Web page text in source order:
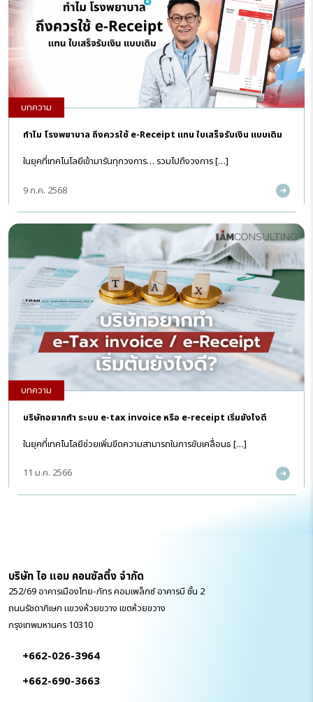
ทำไม โรงพยาบาล ถึงควรใช้ e-Receipt แทน ใบเสร็จรับเงิน แบบเดิม
ในยุคที่เทคโนโลยีเข้ามารันทุกวงการ… รวมไปถึงวงการ […]
บทความ
9 ก.ค. 2568
บริษัทอยากทำ ระบบ e-tax invoice หรือ e-receipt เริ่มยังไงดี
ในยุคที่เทคโนโลยีช่วยเพิ่มขีดความสามารถในการขับเคลื่อนธ […]
บทความ
11 ม.ค. 2566
บริษัท ไอ แอม คอนซัลติ้ง จำกัด
252/69 อาคารเมืองไทย-ภัทร คอมเพล็กซ์ อาคารบี ชั้น 2
ถนนรัชดาภิเษก แขวงห้วยขวาง เขตห้วยขวาง
กรุงเทพมหานคร 10310
+662-026-3964
+662-690-3663